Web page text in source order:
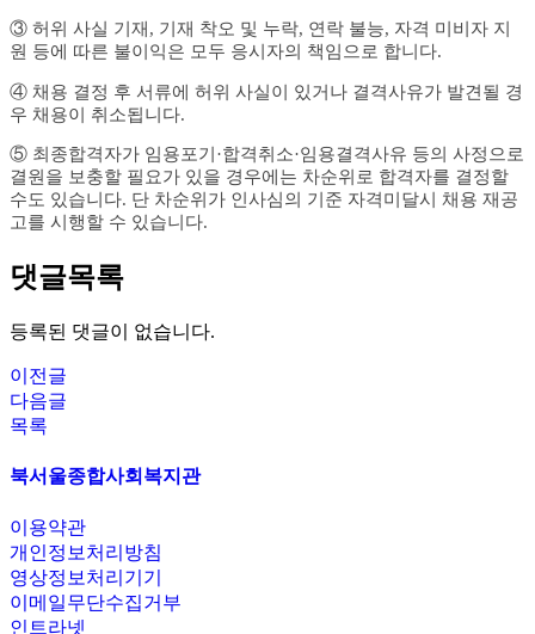
③ 허위 사실 기재 , 기재 착오 및 누락, 연락 불능, 자격 미비자 지
원 등에 따른 불이익은 모두 응시자의 책임으로 합니다.
④ 채용 결정 후 서류에 허위 사실이 있거나 결격사유가 발견될 경
우 채용이 취소됩니다.
⑤ 최종합격자가 임용포기 ·합격취소·임용결격사유 등의 사정으로
결원을 보충할 필요가 있을 경우에는 차순위로 합격자를 결정할
수도 있습니다. 단 차순위가 인사심의 기준 자격미달시 채용 재공
고를 시행할 수 있습니다.
댓글목록
등록된 댓글이 없습니다.
이전글
다음글
목록
북서울종합사회복지관
이용약관
개인정보처리방침
영상정보처리기기
이메일무단수집거부
인트라넷